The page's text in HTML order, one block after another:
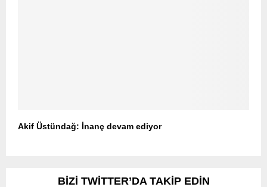
Akif Üstündağ: İnanç devam ediyor
BIZI TWITTER’DA TAKIP EDIN